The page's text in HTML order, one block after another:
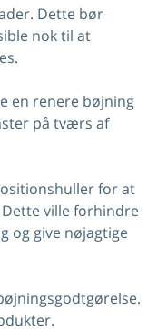
Dette bør
nok til at
en renere bøjning
på tværs af
for at
ville forhindre
og give nøjagtige